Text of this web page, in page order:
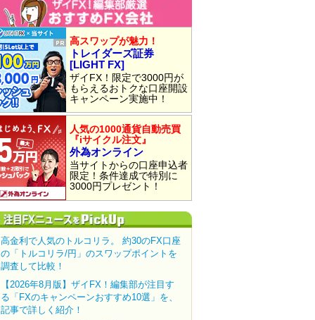
高スワップが魅力！
トレイダーズ証券
[LIGHT FX]
ザイFX！限定で3000円が
もらえるおトクな口座開設
キャンペーン実施中！
人気の1000通貨自動売買
『iサイクル注文』
外為オンライン
当サイトからの口座申込者
限定！条件達成で特別に
3000円プレゼント！
高金利で人気のトルコリラ。 約30のFX口座
の「トルコリラ/円」のスワップポイントを
調査して比較！
【2026年8月版】ザイFX！編集部が注目す
る「FXのキャンペーンおすすめ10選」を、
記事で詳しく紹介！